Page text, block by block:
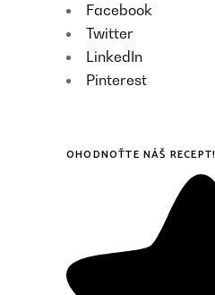
Facebook
Twitter
LinkedIn
Pinterest
OHODNOŤTE NÁŠ RECEPT!